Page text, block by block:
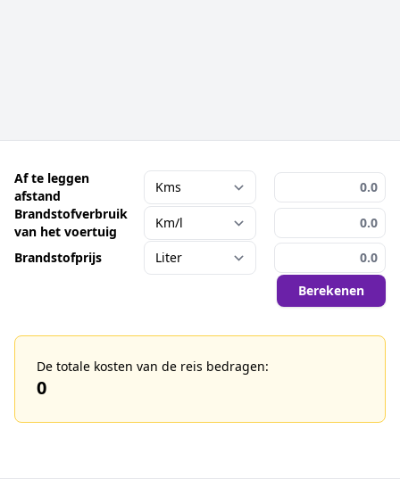
Af te leggen
afstand
Brandstofverbruik
van het voertuig
Brandstofprijs
Berekenen
De totale kosten van de reis bedragen:
0